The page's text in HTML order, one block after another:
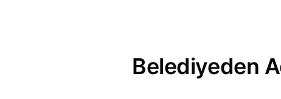
Belediyeden